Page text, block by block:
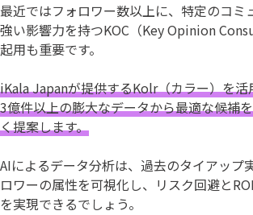
最近ではフォロワー数以上に、特定のコミ
強い影響力を持つKOC（Key Opinion
起用も重要です。
iKala Japanが提供するKolr（カラー）を活
3億件以上の膨大なデータから最適な候補
く提案します。
AIによるデータ分析は、過去のタイアップ
ロワーの属性を可視化し、リスク回避と
を実現できるでしょう。